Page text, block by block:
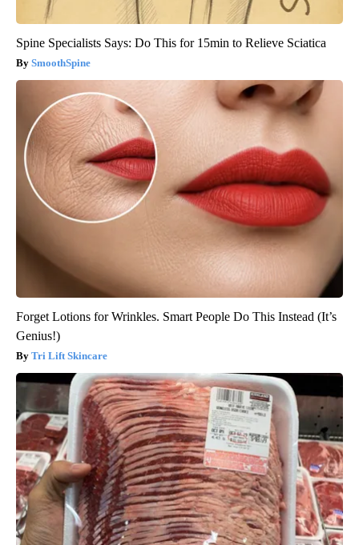
Spine Specialists Says: Do This for 15min to Relieve Sciatica
SmoothSpine
Forget Lotions for Wrinkles. Smart People Do This Instead (It’s
Genius!)
Tri Lift Skincare